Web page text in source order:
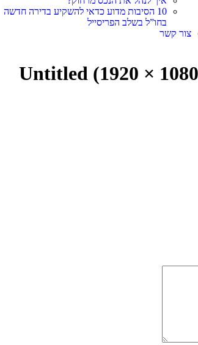
10 הסיבות מדוע כדאי להשקיע בדירה חדשה
בחו”ל בשלב הפריסייל
צור קשר
Untitled (1920 ×